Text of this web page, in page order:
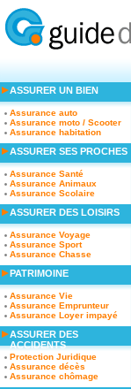
ASSURER UN BIEN
Assurance auto
Assurance moto / Scooter
Assurance habitation
ASSURER SES PROCHES
Assurance Santé
Assurance Animaux
Assurance Scolaire
ASSURER DES LOISIRS
Assurance Voyage
Assurance Sport
Assurance Chasse
PATRIMOINE
Assurance Vie
Assurance Emprunteur
Assurance Loyer impayé
ASSURER DES
ACCIDENTS
Protection Juridique
Assurance décès
Assurance chômage